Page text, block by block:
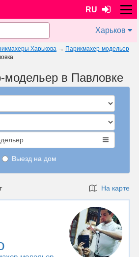
RU
Харьков
Харькова → Парикмахер-модельер
модельер в Павловке
Выезд на дом
На карте